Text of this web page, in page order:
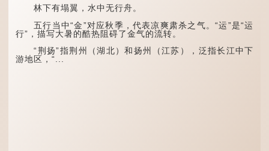
林下有塌翼，水中无行舟。
五行当中“金”对应秋季，代表凉爽肃杀之气。“运”是“运
行”，描写大暑的酷热阻碍了金气的流转。
“荆扬”指荆州（湖北）和扬州（江苏），泛指长江中下
游地区，“...